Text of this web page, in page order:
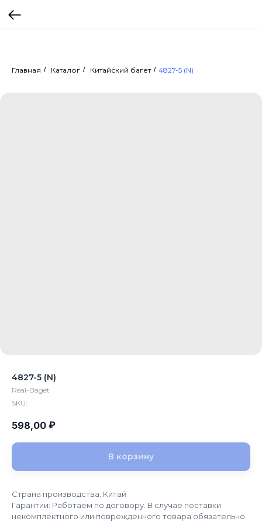
Главная / Каталог / Китайский багет / 4827-5 (N)
4827-5 (N)
Real-Baget
SKU:
598,00 ₽
В корзину
Страна производства: Китай
Гарантии: Работаем по договору. В случае поставки
некомплектного или поврежденного товара обязательно